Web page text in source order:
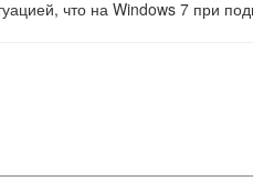
что на Windows 7 при